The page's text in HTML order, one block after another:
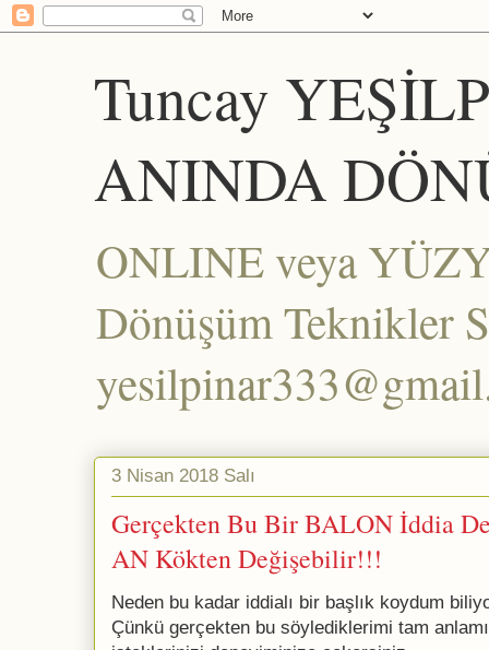
Tuncay
ANINDA
ONLINE veya
Dönüşüm Teknikler
3 Nisan 2018 Salı
Gerçekten Bu Bir BALON İddia
AN Kökten Değişebilir!!!
Neden bu kadar iddialı bir başlık koydum
Çünkü gerçekten bu söylediklerimi tam